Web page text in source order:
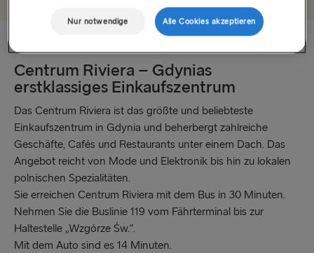
Karlskrona → Gdynia
INS UND AB DEM BALTIKUM
Travemünde → Liepāja
Ventspils → Nynäshamn
Liepāja → Travemünde
GROSSBRITANNIEN UND IRLAND
Hoek van Holland → Harwich
Centrum Riviera – Gdynias
erstklassiges Einkaufszentrum
Das Centrum Riviera ist das größte und beliebteste
Einkaufszentrum in Gdynia und beherbergt zahlreiche
Geschäfte, Cafés und Restaurants unter einem Dach. Das
Angebot reicht von Mode und Elektronik bis hin zu lokalen
polnischen Spezialitäten.
Sie erreichen Centrum Riviera mit dem Bus in 30 Minuten.
Nehmen Sie die Buslinie 119 vom Fährterminal bis zur
Haltestelle „Wzgórze Św.“.
Mit dem Auto sind es 14 Minuten.
Nur notwendige Alle Cookies akzeptieren